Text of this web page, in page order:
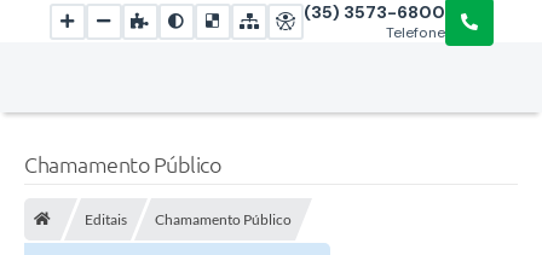
Telefone
(35) 3573-6800
Chamamento Público
Editais Chamamento Público